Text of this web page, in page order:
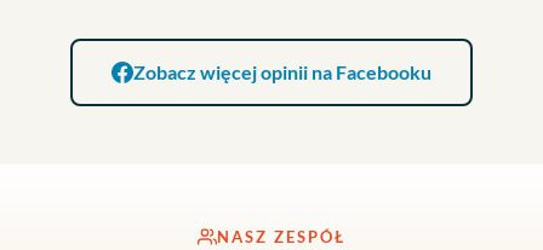
Zobacz więcej opinii na Facebooku
NASZ ZESPÓŁ